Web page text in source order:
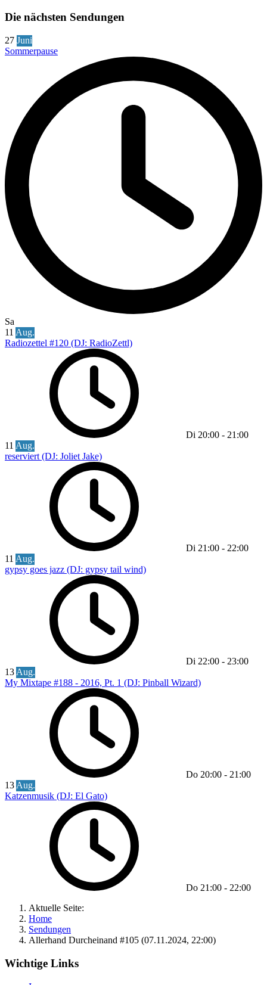
Die nächsten Sendungen
27 Juni
Sommerpause
Sa
11 Aug.
Radiozettel #120 (DJ: RadioZettl)
Di 20:00 - 21:00
11 Aug.
reserviert (DJ: Joliet Jake)
Di 21:00 - 22:00
11 Aug.
gypsy goes jazz (DJ: gypsy tail wind)
Di 22:00 - 23:00
13 Aug.
My Mixtape #188 - 2016, Pt. 1 (DJ: Pinball Wizard)
Do 20:00 - 21:00
13 Aug.
Katzenmusik (DJ: El Gato)
Do 21:00 - 22:00
Aktuelle Seite:
Home
Sendungen
Allerhand Durcheinand #105 (07.11.2024, 22:00)
Wichtige Links